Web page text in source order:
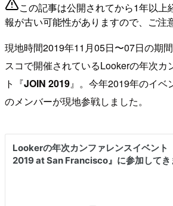
この記事は公開されてから1年以上
報が古い可能性がありますので、ご注
現地時間2019年11月05日〜07日の期
スコで開催されているLookerの年次カ
ト『JOIN 2019』。今年2019年のイベ
のメンバーが現地参戦しました。